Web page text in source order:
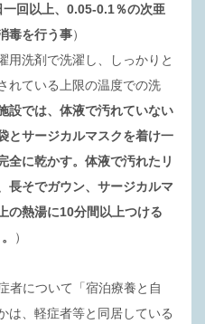
回以上、0.05-0.1％の次亜
毒を行う事）
用洗剤で洗濯し、しっかりと
れている上限の温度での洗
設では、体液で汚れていない
とサージカルマスクを着け一
全に乾かす。体液で汚れたリ
長そでガウン、サージカルマ
の熱湯に10分間以上つける
）
者について「宿泊療養と自
は、軽症者等と同居している